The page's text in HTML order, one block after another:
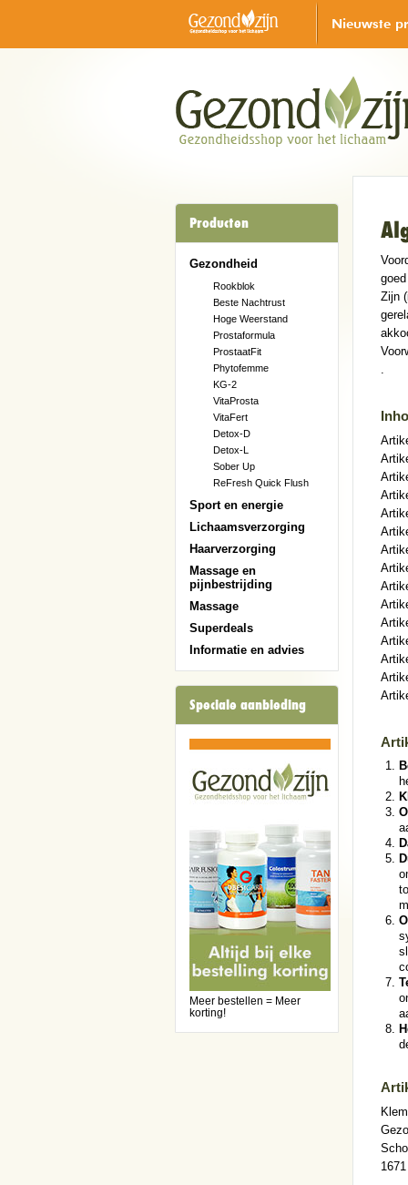
Nieuwste
Producten
Gezondheid
Rookblok
Beste Nachtrust
Hoge Weerstand
Prostaformula
ProstaatFit
Phytofemme
KG-2
VitaProsta
VitaFert
Detox-D
Detox-L
Sober Up
ReFresh Quick Flush
Sport en energie
Lichaamsverzorging
Haarverzorging
Massage en
pijnbestrijding
Massage
Superdeals
Informatie en advies
Speciale aanbieding
Meer bestellen = Meer
korting!
Zijn
.